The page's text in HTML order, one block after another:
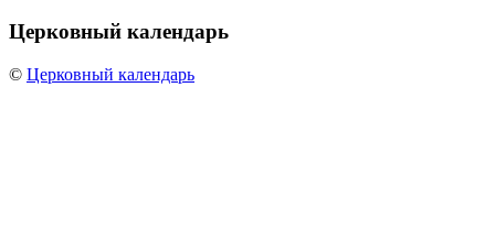
Церковный календарь
© Церковный календарь